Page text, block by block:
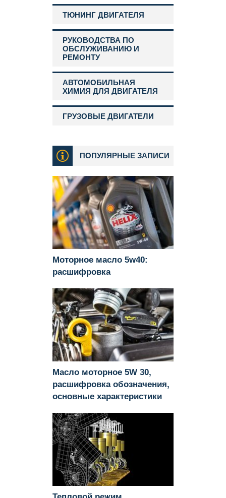
ТЮНИНГ ДВИГАТЕЛЯ
РУКОВОДСТВА ПО
ОБСЛУЖИВАНИЮ И
РЕМОНТУ
АВТОМОБИЛЬНАЯ
ХИМИЯ ДЛЯ ДВИГАТЕЛЯ
ГРУЗОВЫЕ ДВИГАТЕЛИ
ПОПУЛЯРНЫЕ ЗАПИСИ
Моторное масло 5w40:
расшифровка
Масло моторное 5W 30,
расшифровка обозначения,
основные характеристики